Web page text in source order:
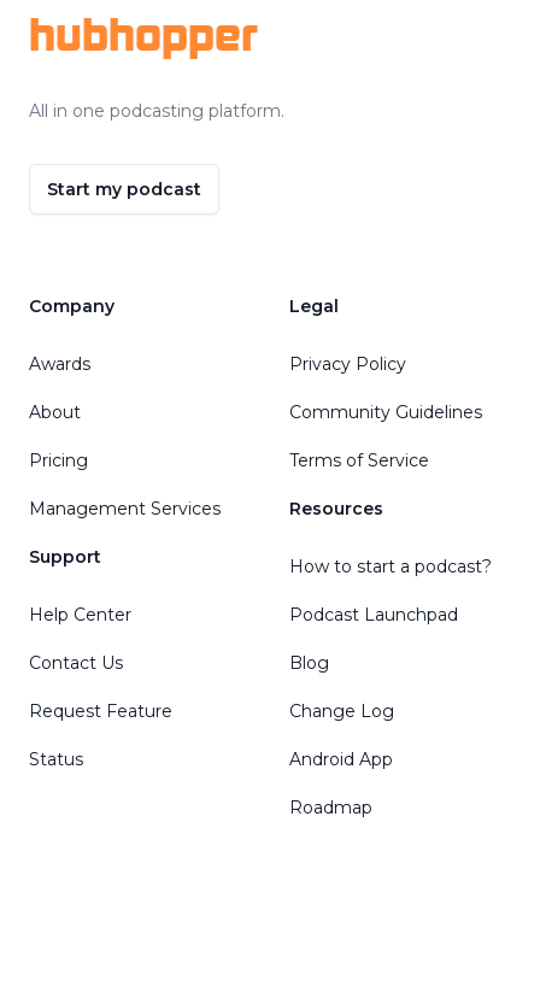
hubhopper
All in one podcasting platform.
Start my podcast
Company
Awards
About
Pricing
Management Services
Support
Help Center
Contact Us
Request Feature
Status
Legal
Privacy Policy
Community Guidelines
Terms of Service
Resources
How to start a podcast?
Podcast Launchpad
Blog
Change Log
Android App
Roadmap